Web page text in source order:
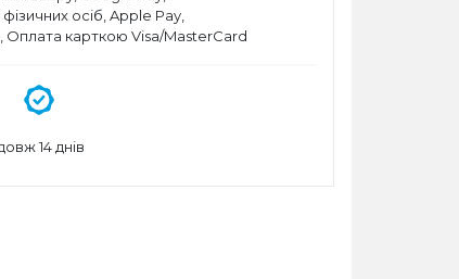
осіб, Apple Pay,
Оплата карткою Visa/MasterCard
14 днів